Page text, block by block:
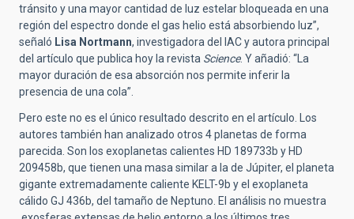
tránsito y una mayor cantidad de luz estelar bloqueada en una
región del espectro donde el gas helio está absorbiendo luz”,
señaló Lisa Nortmann, investigadora del IAC y autora principal
del artículo que publica hoy la revista Science. Y añadió: “La
mayor duración de esa absorción nos permite inferir la
presencia de una cola”.
Pero este no es el único resultado descrito en el artículo. Los
autores también han analizado otros 4 planetas de forma
parecida. Son los exoplanetas calientes HD 189733b y HD
209458b, que tienen una masa similar a la de Júpiter, el planeta
gigante extremadamente caliente KELT-9b y el exoplaneta
cálido GJ 436b, del tamaño de Neptuno. El análisis no muestra